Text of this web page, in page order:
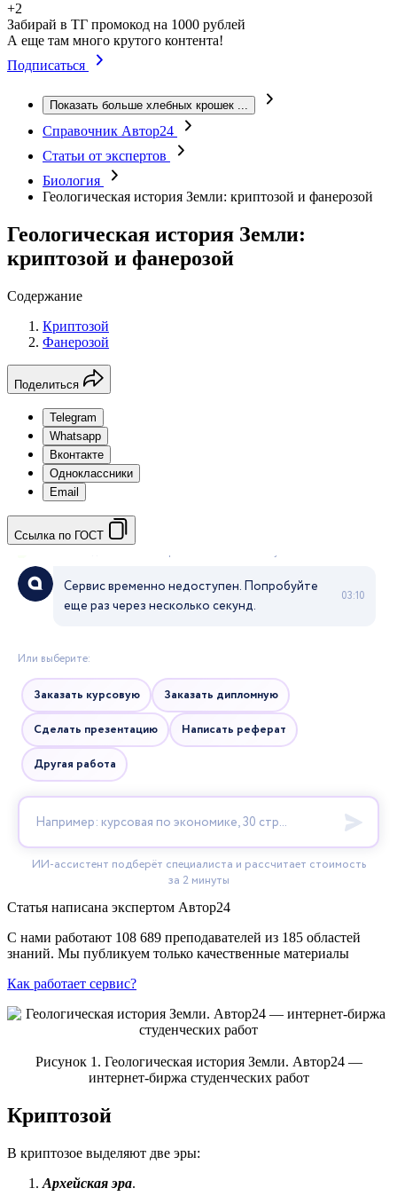
+2
Забирай в ТГ промокод на 1000 рублей
А еще там много крутого контента!
Подписаться
Показать больше хлебных крошек ...
Справочник Автор24
Статьи от экспертов
Биология
Геологическая история Земли: криптозой и фанерозой
Геологическая история Земли:
криптозой и фанерозой
Содержание
Криптозой
Фанерозой
Поделиться
Telegram
Whatsapp
Вконтакте
Одноклассники
Email
Ссылка по ГОСТ
Статья написана экспертом Автор24
С нами работают 108 689 преподавателей из 185 областей
знаний. Мы публикуем только качественные материалы
Как работает сервис?
Рисунок 1. Геологическая история Земли. Автор24 —
интернет-биржа студенческих работ
Криптозой
В криптозое выделяют две эры:
Архейская эра.